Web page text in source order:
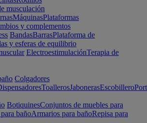
musculación
MáquinasPlataformas
y complementos
BandasBarrasPlataforma de
y esferas de equilibrio
ElectroestimulaciónTerapia de
Colgadores
ToallerosJabonerasEscobillero
BotiquinesConjuntos de muebles para
bañoArmarios para bañoRepisa para